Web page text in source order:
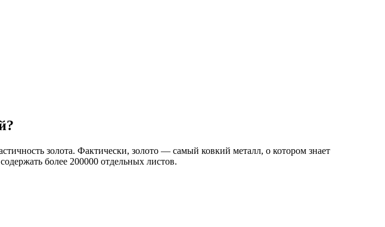
золота. Фактически, золото — самый ковкий металл, о котором знает
более 200000 отдельных листов.